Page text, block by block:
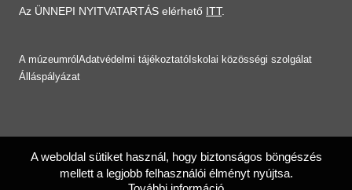
Az ÜNNEPI NYITVATARTÁS elérhető ITT.
A múzeumról Adatvédelmi tájékoztató Iskolai közösségi szolgálat
Álláspályázat
A weboldal sütiket használ, hogy biztonságos böngészés
mellett a legjobb felhasználói élményt nyújtsa.